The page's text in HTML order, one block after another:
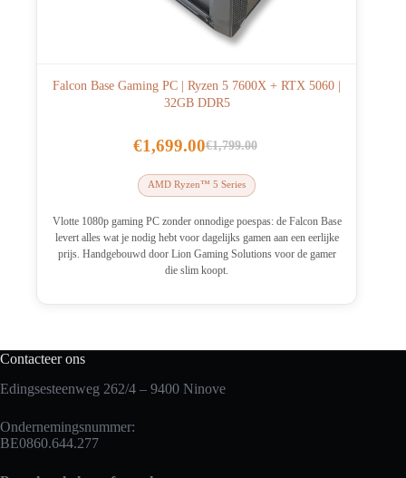
Falcon Base Gaming PC | Ryzen 5 7600X + RTX 5060 |
32GB DDR5
€1,799.00
Oorspronkelijke
prijs
was:
€1,799.00.
€1,699.00Huidige
prijs
is:
€1,699.00.
AMD Ryzen™ 5 Series
Vlotte 1080p gaming PC zonder onnodige poespas: de Falcon Base
levert alles wat je nodig hebt voor dagelijks gamen aan een eerlijke
prijs. Handgebouwd door Lion Gaming Solutions voor de gamer
die slim koopt.
Contacteer ons
Edingsesteenweg 262/4 – 9400 Ninove
Ondernemingsnummer:
BE0860.644.277